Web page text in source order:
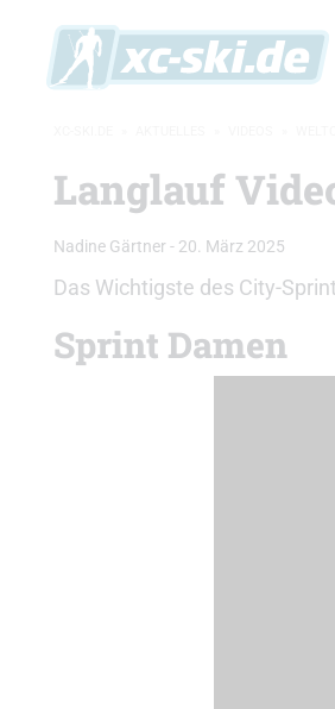
Langlauf
Nadine Gärtner - 20. März 2025
Das Wichtigste des City-
Sprint Damen